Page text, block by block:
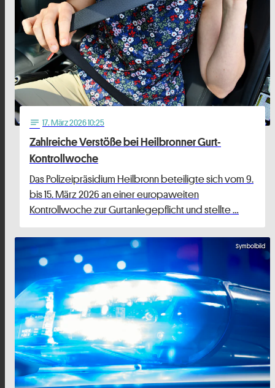
notes 17. März 2026 10:25
Zahlreiche Verstöße bei Heilbronner Gurt-
Kontrollwoche
Das Polizeipräsidium Heilbronn beteiligte sich vom 9.
bis 15. März 2026 an einer europaweiten
Kontrollwoche zur Gurtanlegepflicht und stellte …
Symbolbild